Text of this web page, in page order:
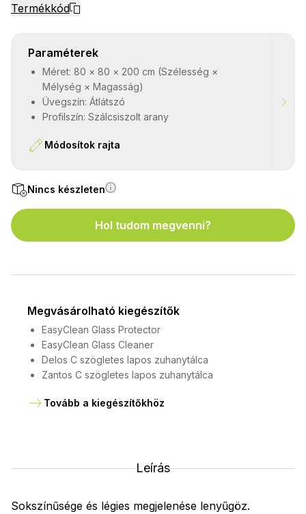
Termékkód
Paraméterek
Méret: 80 × 80 × 200 cm (Szélesség ×
Mélység × Magasság)
Üvegszín: Átlátszó
Profilszín: Szálcsiszolt arany
Módosítok rajta
Nincs készleten
Hol tudom megvenni?
Megvásárolható kiegészítők
EasyClean Glass Protector
EasyClean Glass Cleaner
Delos C szögletes lapos zuhanytálca
Zantos C szögletes lapos zuhanytálca
Tovább a kiegészítőkhöz
Leírás
Sokszínűsége és légies megjelenése lenyűgöz.